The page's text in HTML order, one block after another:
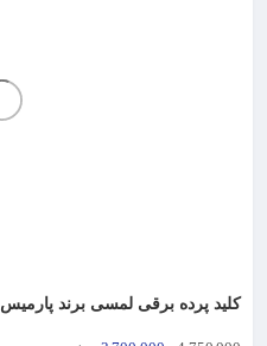
کلید پرده برقی لمسی برند پارمیس